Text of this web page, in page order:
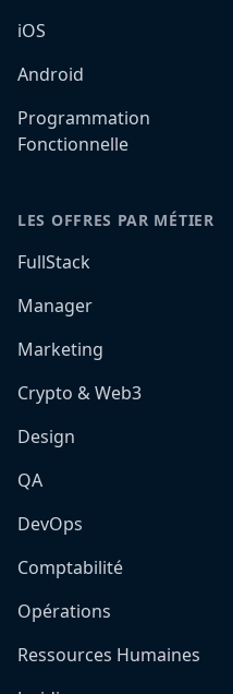
iOS
Android
Programmation
Fonctionnelle
LES OFFRES PAR MÉTIER
FullStack
Manager
Marketing
Crypto & Web3
Design
QA
DevOps
Comptabilité
Opérations
Ressources Humaines